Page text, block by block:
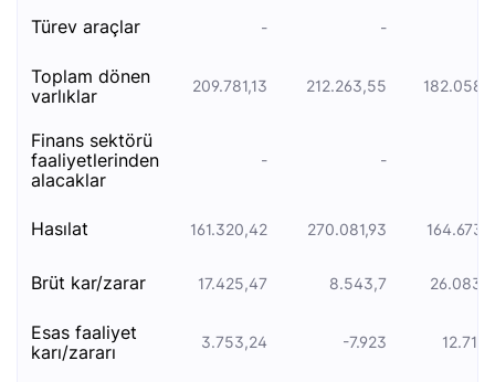
türev araçlar - -
toplam dönen
varlıklar
209.781,13 212.263,55
finans sektörü
faaliyetlerinden
alacaklar
- -
hasılat 161.320,42 270.081,93
brüt kar/zarar 17.425,47 8.543,7
esas faali̇yet
kari/zarari
3.753,24 -7.923